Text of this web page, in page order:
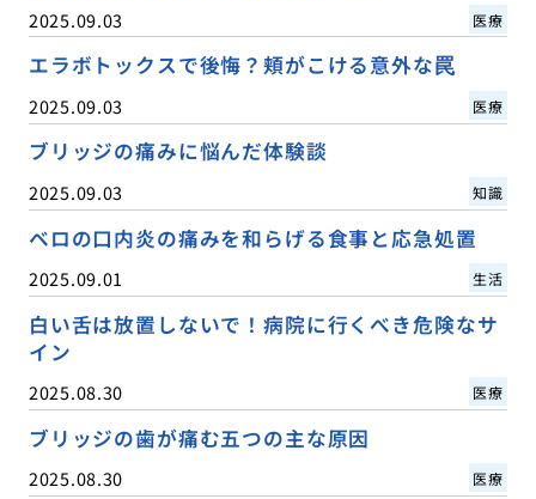
2025.09.03 医療
エラボトックスで後悔？頬がこける意外な罠
2025.09.03 医療
ブリッジの痛みに悩んだ体験談
2025.09.03 知識
ベロの口内炎の痛みを和らげる食事と応急処置
2025.09.01 生活
白い舌は放置しないで！病院に行くべき危険なサ
イン
2025.08.30 医療
ブリッジの歯が痛む五つの主な原因
2025.08.30 医療